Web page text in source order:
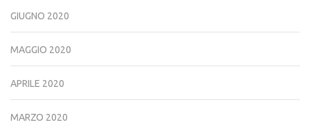
GIUGNO 2020
MAGGIO 2020
APRILE 2020
MARZO 2020